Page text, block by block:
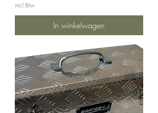
incl.Btw
In winkelwagen